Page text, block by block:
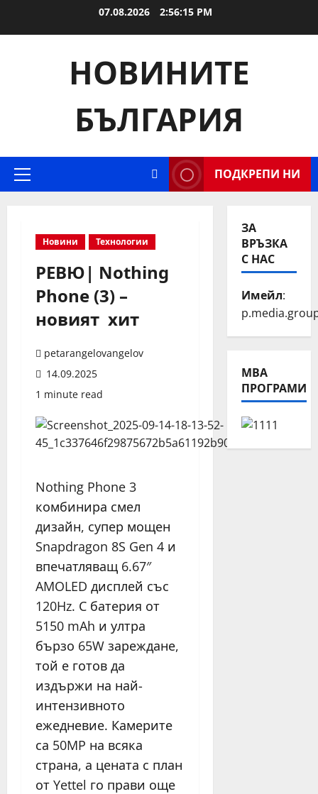
07.08.2026 2:56:16 PM
НОВИНИТЕ
БЪЛГАРИЯ
Primary
ПОДКРЕПИ НИ
Новини Технологии
РЕВЮ| Nothing
Phone (3) –
новият хит
petarangelovangelov
14.09.2025
1 minute read
Nothing Phone 3
комбинира смел
дизайн, супер мощен
Snapdragon 8S Gen 4 и
впечатляващ 6.67″
AMOLED дисплей със
120Hz. С батерия от
5150 mAh и ултра
бързо 65W зареждане,
той е готов да
издържи на най-
интензивното
ежедневие. Камерите
са 50MP на всяка
страна, а цената с план
от Yettel го прави още
ЗА
ВРЪЗКА
С НАС
Имейл:
МВА
ПРОГРАМИ